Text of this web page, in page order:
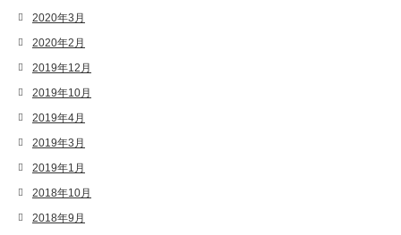
2020年3月
2020年2月
2019年12月
2019年10月
2019年4月
2019年3月
2019年1月
2018年10月
2018年9月